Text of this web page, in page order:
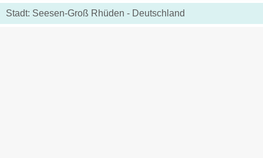
Stadt: Seesen-Groß Rhüden - Deutschland